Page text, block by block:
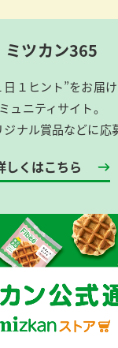
ミツカン365
１ヒント”をお届
ミュニティサイト。
ナル賞品などに応
しくはこちら